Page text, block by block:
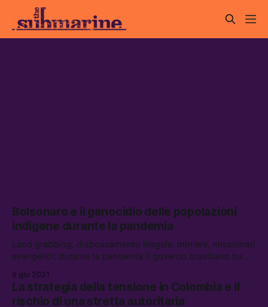
Bolsonaro e il genocidio delle popolazioni
indigene durante la pandemia
Land grabbing, disboscamento illegale, miniere, missionari
evangelici: durante la pandemia il governo brasiliano ha
causando più di 55 mila contagi
9 giu 2021
La strategia della tensione in Colombia e il
rischio di una stretta autoritaria